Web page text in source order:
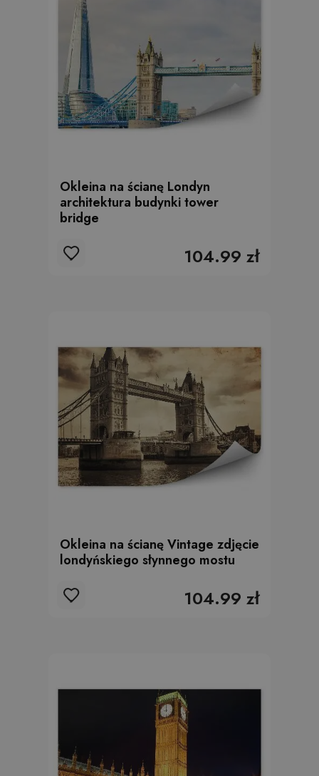
Okleina na ścianę Londyn
architektura budynki tower
bridge
104.99 zł
Okleina na ścianę Vintage zdjęcie
londyńskiego słynnego mostu
104.99 zł